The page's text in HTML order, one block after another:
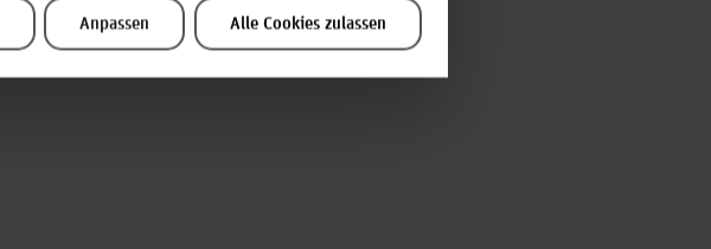
Anpassen Alle Cookies zulassen